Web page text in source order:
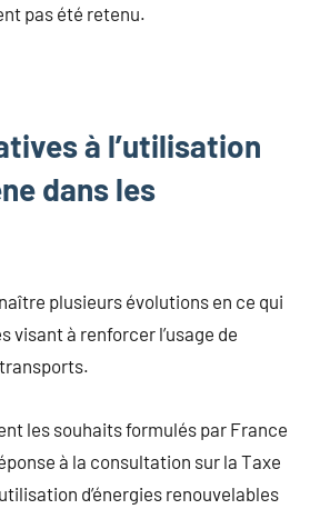
pas été retenu.
à l’utilisation
dans les
plusieurs évolutions en ce qui
visant à renforcer l’usage de
transports.
les souhaits formulés par France
à la consultation sur la Taxe
d’énergies renouvelables